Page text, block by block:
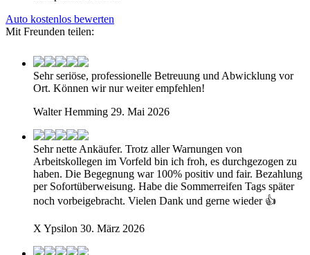
Auto kostenlos bewerten
Mit Freunden teilen:
Sehr seriöse, professionelle Betreuung und Abwicklung vor
Ort. Können wir nur weiter empfehlen!
Walter Hemming 29. Mai 2026
Sehr nette Ankäufer. Trotz aller Warnungen von
Arbeitskollegen im Vorfeld bin ich froh, es durchgezogen zu
haben. Die Begegnung war 100% positiv und fair. Bezahlung
per Sofortüberweisung. Habe die Sommerreifen Tags später
noch vorbeigebracht. Vielen Dank und gerne wieder 👍
X Ypsilon 30. März 2026